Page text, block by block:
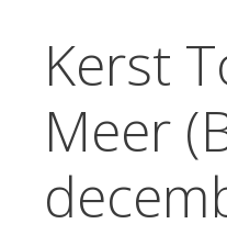
Kerst
Meer